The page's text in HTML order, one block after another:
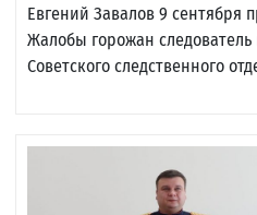
Евгений Завалов 9 сентября
Жалобы горожан
Советского следственного